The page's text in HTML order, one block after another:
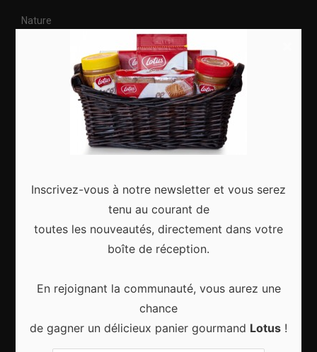
Nature
Articles récents
Gagnez le city trip de vos rêves pour Noël 2024
Inscrivez-vous à notre newsletter et vous serez
tenu au courant de
toutes les nouveautés, directement dans votre
boîte de réception.
En rejoignant la communauté, vous aurez une
chance
de gagner un délicieux panier gourmand Lotus !